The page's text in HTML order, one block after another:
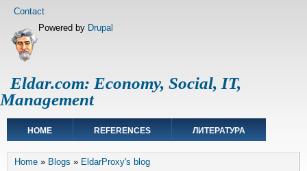
Skip
main
content
Footer
Contact
Eldar.com: Economy, Social, IT,
Management
Powered by Drupal
Main
navigation
HOME REFERENCES ЛИТЕРАТУРА
Breadcrumb
Home Blogs EldarProxy's blog